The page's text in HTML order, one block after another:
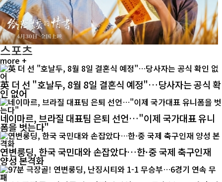
스포츠
more +
英 더 선 "호날두, 8월 8일 결혼식 예정"…당사자는 공식 확
인 없어
네이마르, 브라질 대표팀 은퇴 선언…"이제 국가대표 유니
폼을 벗는다"
연변룽딩, 한국 국민대와 손잡았다…한·중 국제 축구인재
양성 본격화